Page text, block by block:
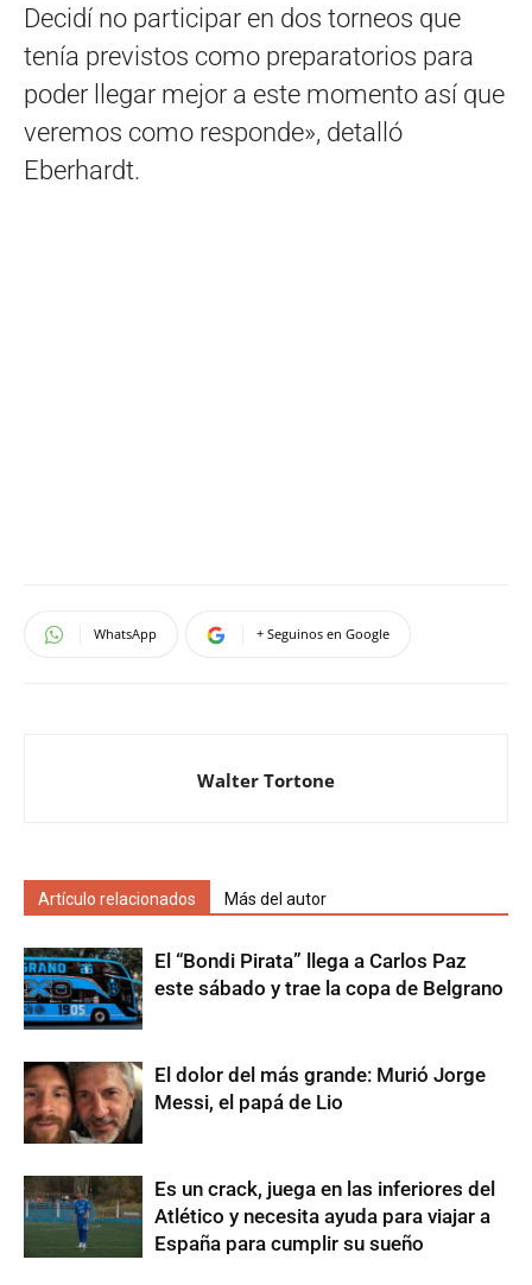
Decidí no participar en dos torneos que
tenía previstos como preparatorios para
poder llegar mejor a este momento así que
veremos como responde», detalló
Eberhardt.
WhatsApp + Seguinos en Google
Walter Tortone
Artículo relacionados Más del autor
El “Bondi Pirata” llega a Carlos Paz
este sábado y trae la copa de Belgrano
El dolor del más grande: Murió Jorge
Messi, el papá de Lio
Es un crack, juega en las inferiores del
Atlético y necesita ayuda para viajar a
España para cumplir su sueño